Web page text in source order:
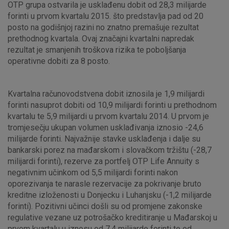
OTP grupa ostvarila je usklađenu dobit od 28,3 milijarde
forinti u prvom kvartalu 2015. što predstavlja pad od 20
posto na godišnjoj razini no znatno premašuje rezultat
prethodnog kvartala. Ovaj značajni kvartalni napredak
rezultat je smanjenih troškova rizika te poboljšanja
operativne dobiti za 8 posto.
Kvartalna računovodstvena dobit iznosila je 1,9 milijardi
forinti nasuprot dobiti od 10,9 milijardi forinti u prethodnom
kvartalu te 5,9 milijardi u prvom kvartalu 2014. U prvom je
tromjesečju ukupan volumen usklađivanja iznosio -24,6
milijarde forinti. Najvažnije stavke usklađenja i dalje su
bankarski porez na mađarskom i slovačkom tržištu (-28,7
milijardi forinti), rezerve za portfelj OTP Life Annuity s
negativnim učinkom od 5,5 milijardi forinti nakon
oporezivanja te narasle rezervacije za pokrivanje bruto
kreditne izloženosti u Donjecku i Luhanjsku (-1,2 milijarde
forinti). Pozitivni učinci došli su od promjene zakonske
regulative vezane uz potrošačko kreditiranje u Mađarskoj u